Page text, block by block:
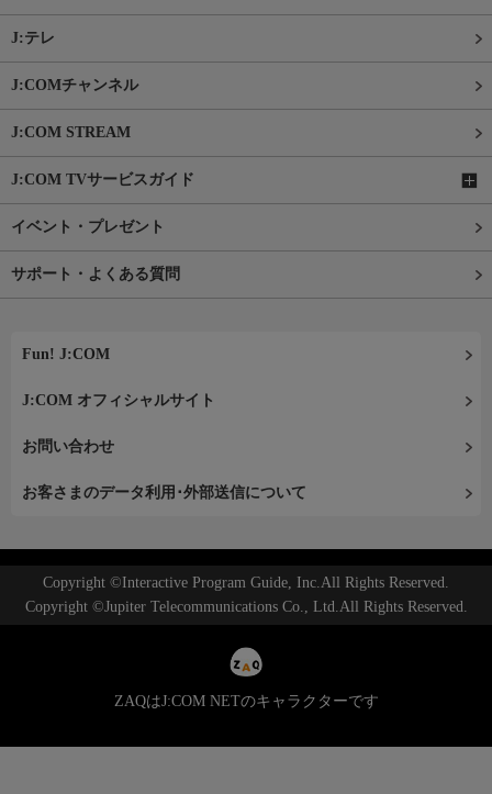
J:テレ
J:COMチャンネル
J:COM STREAM
J:COM TVサービスガイド
イベント・プレゼント
サポート・よくある質問
Fun! J:COM
J:COM オフィシャルサイト
お問い合わせ
お客さまのデータ利用･外部送信について
Copyright ©Interactive Program Guide, Inc.All Rights Reserved.
Copyright ©Jupiter Telecommunications Co., Ltd.All Rights Reserved.
ZAQはJ:COM NETのキャラクターです